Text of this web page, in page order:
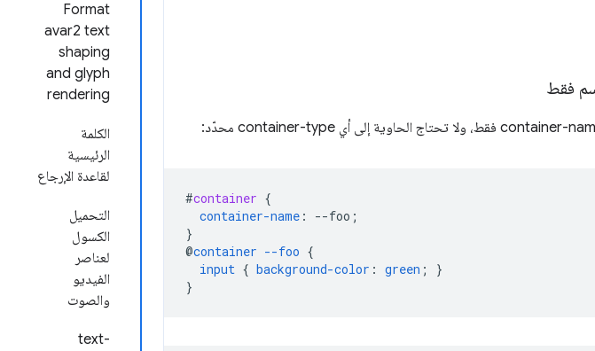
Format
avar2 text
shaping
and glyph
rendering
الكلمة
الرئيسية
لقاعدة الإرجاع
التحميل
الكسول
لعناصر
الفيديو
والصوت
text-
#container {
container-name : --foo ;
}
@container --foo {
input { background-color : green ;
}
}